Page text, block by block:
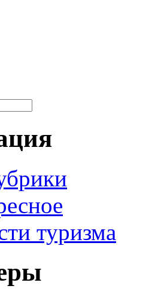
туризма